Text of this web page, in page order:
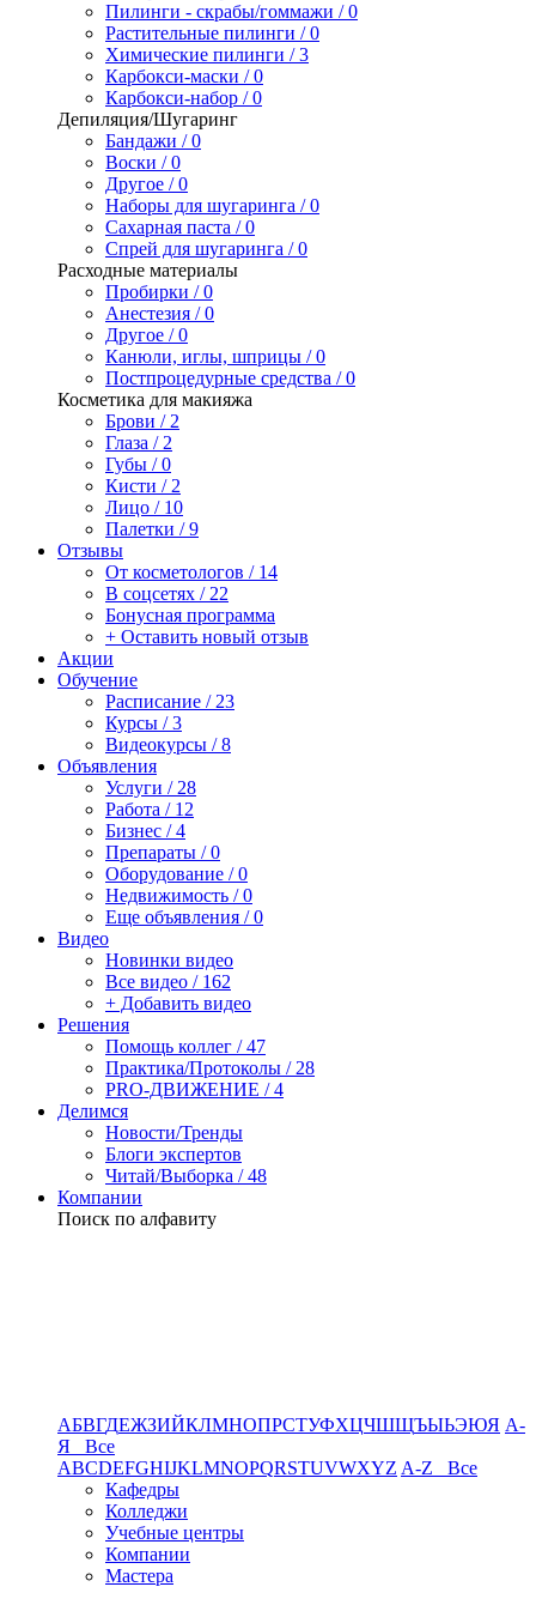
Пилинги - скрабы/гоммажи / 0
Растительные пилинги / 0
Химические пилинги / 3
Карбокси-маски / 0
Карбокси-набор / 0
Депиляция/Шугаринг
Бандажи / 0
Воски / 0
Другое / 0
Наборы для шугаринга / 0
Сахарная паста / 0
Спрей для шугаринга / 0
Расходные материалы
Пробирки / 0
Анестезия / 0
Другое / 0
Канюли, иглы, шприцы / 0
Постпроцедурные средства / 0
Косметика для макияжа
Брови / 2
Глаза / 2
Губы / 0
Кисти / 2
Лицо / 10
Палетки / 9
Отзывы
От косметологов / 14
В соцсетях / 22
Бонусная программа
+ Оставить новый отзыв
Акции
Обучение
Расписание / 23
Курсы / 3
Видеокурсы / 8
Объявления
Услуги / 28
Работа / 12
Бизнес / 4
Препараты / 0
Оборудование / 0
Недвижимость / 0
Еще объявления / 0
Видео
Новинки видео
Все видео / 162
+ Добавить видео
Решения
Помощь коллег / 47
Практика/Протоколы / 28
PRO-ДВИЖЕНИЕ / 4
Делимся
Новости/Тренды
Блоги экспертов
Читай/Выборка / 48
Компании
Поиск по алфавиту
АБВГДЕЖЗИЙКЛМНОПРСТУФХЦЧШЩЪЫЬЭЮЯ А-
Я Все
ABCDEFGHIJKLMNOPQRSTUVWXYZ A-Z Все
Кафедры
Колледжи
Учебные центры
Компании
Мастера